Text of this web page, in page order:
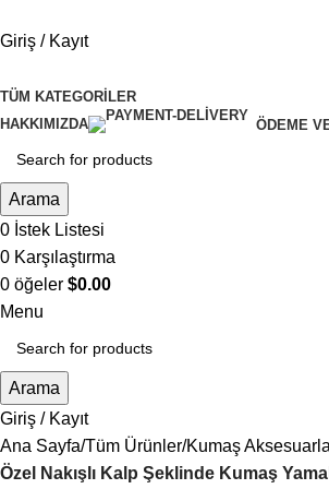
Giriş / Kayıt
TÜM KATEGORILER
HAKKIMIZDA
ÖDEME
Arama
0 İstek Listesi
0 Karşılaştırma
0 öğeler $0.00
Menu
Arama
Giriş / Kayıt
Ana Sayfa Tüm Ürünler Kumaş
Özel Nakışlı Kalp Şeklinde Kumaş